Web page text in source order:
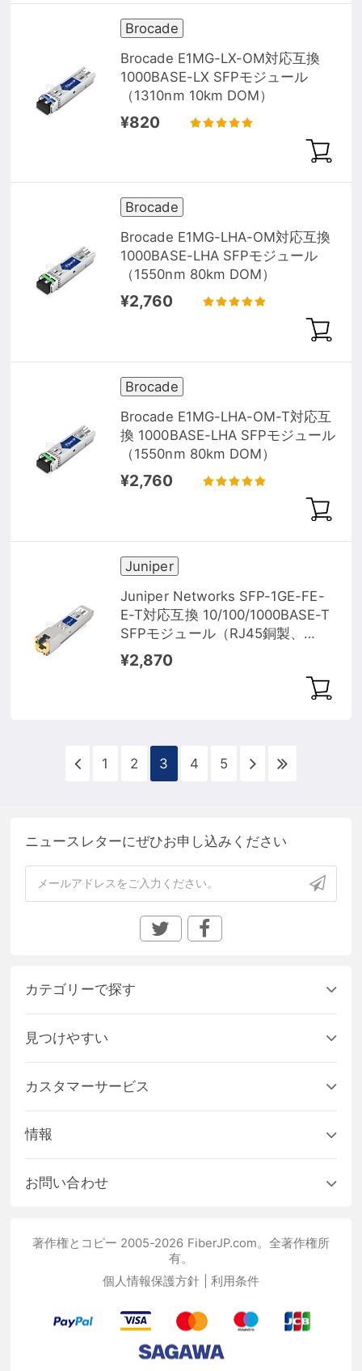
Brocade
Brocade E1MG-LX-OM対応互換
1000BASE-LX SFPモジュール
（1310nm 10km DOM）
¥820
Brocade
Brocade E1MG-LHA-OM対応互換
1000BASE-LHA SFPモジュール
（1550nm 80km DOM）
¥2,760
Brocade
Brocade E1MG-LHA-OM-T対応互
換 1000BASE-LHA SFPモジュール
（1550nm 80km DOM）
¥2,760
Juniper
Juniper Networks SFP-1GE-FE-
E-T対応互換 10/100/1000BASE-T
SFPモジュール（RJ45銅製、
100m）
¥2,870
1 2 3 4 5
ニュースレターにぜひお申し込みください
カテゴリーで探す
見つけやすい
カスタマーサービス
情報
お問い合わせ
著作権とコピー 2005-2026 FiberJP.com。全著作権所
有。
個人情報保護方針
利用条件